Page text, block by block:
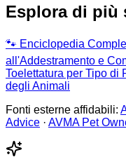
Esplora di più
🐾 Enciclopedia
all'Addestramento e
Toelettatura per Tipo di
degli Animali
Fonti esterne affidabili:
Advice · AVMA Pet